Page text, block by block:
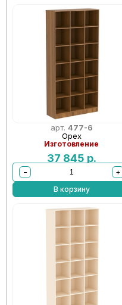
арт. 477-6
Орех
Изготовление
37 845 р.
−
+
В корзину